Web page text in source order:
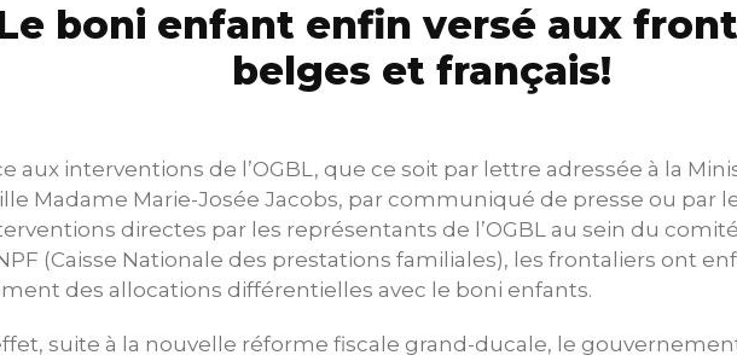
boni enfant enfin versé aux
belges et français!
aux interventions de l’OGBL, que ce soit par lettre adressée à la
Madame Marie-Josée Jacobs, par communiqué de presse ou par
directes par les représentants de l’OGBL au sein du
(Caisse Nationale des prestations familiales), les frontaliers ont
des allocations différentielles avec le boni enfants.
suite à la nouvelle réforme fiscale grand-ducale, le